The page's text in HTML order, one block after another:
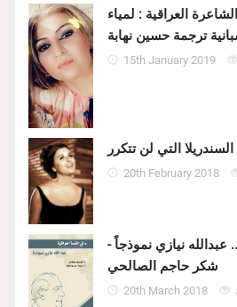
العراقية : لمياء
ترجمة حسين نهابة
15th January 2019
التي لن تتكرر
20th February 2018
عبدالله نيازي نموذجاً -
شكر حاجم الصالحي
20th March 2018